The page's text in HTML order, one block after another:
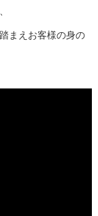
まえお客様の身の